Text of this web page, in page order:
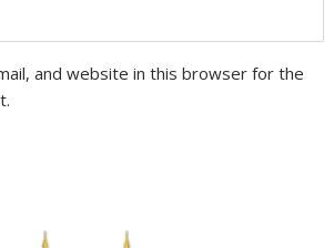
and website in this browser for the